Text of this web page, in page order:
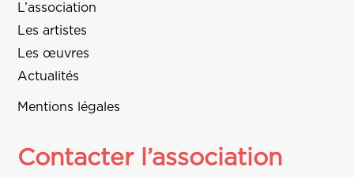
L’association
Les artistes
Les œuvres
Actualités
Mentions légales
Contacter l’association